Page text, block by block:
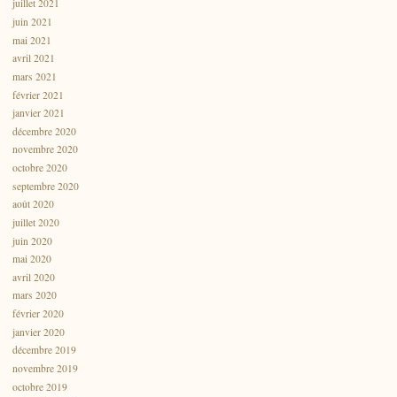
juillet 2021
juin 2021
mai 2021
avril 2021
mars 2021
février 2021
janvier 2021
décembre 2020
novembre 2020
octobre 2020
septembre 2020
août 2020
juillet 2020
juin 2020
mai 2020
avril 2020
mars 2020
février 2020
janvier 2020
décembre 2019
novembre 2019
octobre 2019